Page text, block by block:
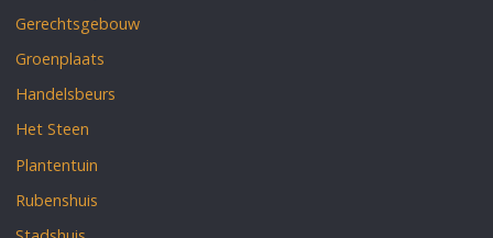
Gerechtsgebouw
Groenplaats
Handelsbeurs
Het Steen
Plantentuin
Rubenshuis